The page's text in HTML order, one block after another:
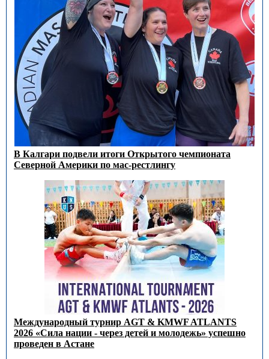
В Калгари подвели итоги Открытого чемпионата
Северной Америки по мас-рестлингу
Международный турнир AGT & KMWF ATLANTS
2026 «Сила нации - через детей и молодежь» успешно
проведен в Астане